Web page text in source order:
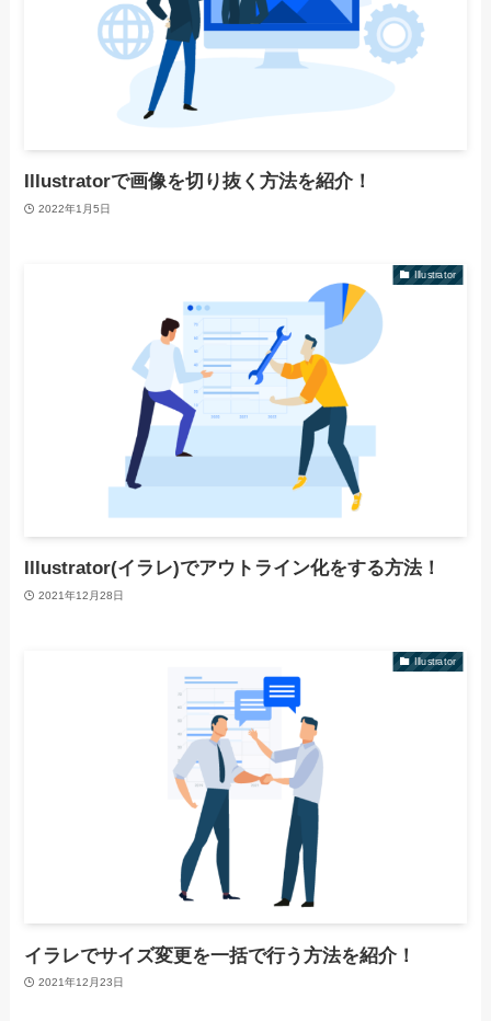
Illustratorで画像を切り抜く方法を紹介！
2022年1月5日
Illustrator
Illustrator(イラレ)でアウトライン化をする方法！
2021年12月28日
Illustrator
イラレでサイズ変更を一括で行う方法を紹介！
2021年12月23日